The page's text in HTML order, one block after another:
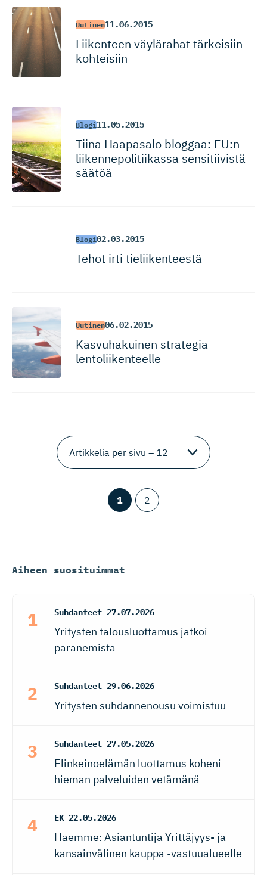
Uutinen11.06.2015
Liikenteen väylärahat tärkeisiin
kohteisiin
Blogi11.05.2015
Tiina Haapasalo bloggaa: EU:n
liikennepo­li­tiikassa sensitiivistä
säätöä
Blogi02.03.2015
Tehot irti tieliikenteestä
Uutinen06.02.2015
Kasvuhakuinen strategia
lentoliikenteelle
1 2
Aiheen suosituimmat
Suhdanteet 27.07.2026
Yritysten talousluottamus jatkoi
paranemista
Suhdanteet 29.06.2026
Yritysten suhdannenousu voimistuu
Suhdanteet 27.05.2026
Elinkeinoelämän luottamus koheni
hieman palveluiden vetämänä
EK 22.05.2026
Haemme: Asiantuntija Yrittäjyys- ja
kansainvälinen kauppa -vastuualueelle